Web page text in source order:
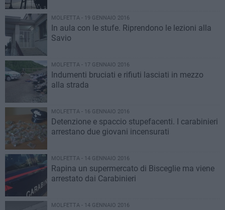
MOLFETTA - 19 GENNAIO 2016
In aula con le stufe. Riprendono le lezioni alla
Savio
MOLFETTA - 17 GENNAIO 2016
Indumenti bruciati e rifiuti lasciati in mezzo
alla strada
MOLFETTA - 16 GENNAIO 2016
Detenzione e spaccio stupefacenti. I carabinieri
arrestano due giovani incensurati
MOLFETTA - 14 GENNAIO 2016
Rapina un supermercato di Bisceglie ma viene
arrestato dai Carabinieri
MOLFETTA - 14 GENNAIO 2016